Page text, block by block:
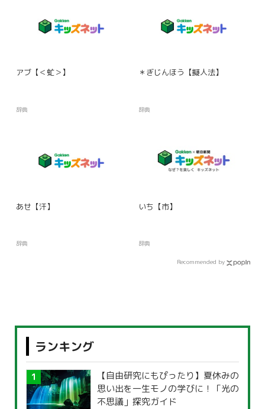
アブ【＜虻＞】
辞典
＊ぎじんほう【擬人法】
辞典
あせ【汗】
辞典
いち【市】
辞典
Recommended by
ランキング
【自由研究にもぴったり】夏休みの
思い出を一生モノの学びに！「光の
不思議」探究ガイド